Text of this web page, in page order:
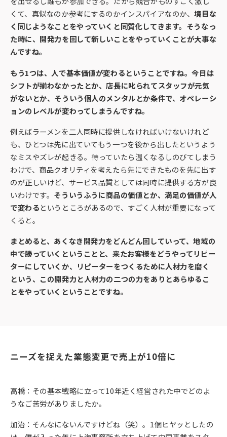
くて、真似なのか参考にするのかインスパイアなのか、境目な
く同じようなことをやっていくと同質化してきます。そうなっ
た時に、開発力を回して新しいことをやっていくことが大事な
んですね。
もう1つは、人で基本価値が変わるということですね。今日は
シフトが揃わなかったとか、店長に叱られてスタッフが元気
がないとか、そういう個人のメンタルとか条件で、オペレーシ
ョンのレベルが変わってしまうんですね。
例えばラーメンを二人同時に提供しなければいけないけれど
も、ひとつは先に出ていてもう一つを後から出したというよう
なミスやズレが起きる。待っていたら温くなるしのびてしまう
わけで、商品クオリティを考えたら先にできたものを先に出す
のが正しいけど、サービス品質としては同時に提供する方が良
いわけです。 そういうふうに商品の価値とか、満足の価値が人
で変わるというところがあるので、すごく人材が重要になって
くると。
まとめると、あくなき開発力をどんどん回していって、地域の
中で勝っていくということと、来たお客様をどうやってリピー
ターにしていくか、リピーターをつくるために人材力を磨く
という、この開発力と人材力の二つの力をありとあらゆるこ
とをやっていくということですね。
ニーズを捉えた業態変更で売上が10倍に
高橋：その基本戦略に立って10年近く経営された中でどのよ
うなご苦労がありましたか。
加治：そんなにないんですけどね（笑）。1個ヒヤッとしたの